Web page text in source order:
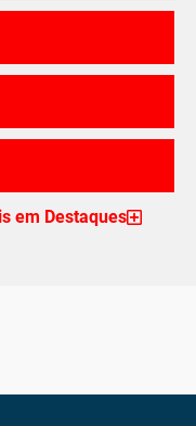
em Destaques